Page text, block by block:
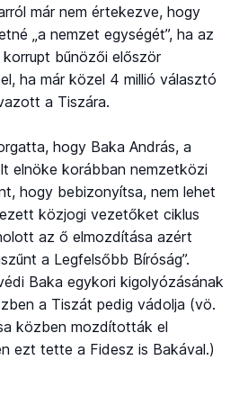
már nem értekezve, hogy
„a nemzet egységét”, ha az
bűnözői először
ha már közel 4 millió választó
a Tiszára.
hogy Baka András, a
elnöke korábban nemzetközi
hogy bebizonyítsa, nem lehet
közjogi vezetőket ciklus
az ő elmozdítása azért
a Legfelsőbb Bíróság”.
Baka egykori kigolyózásának
a Tiszát pedig vádolja (vö.
közben mozdították el
ezt tette a Fidesz is Bakával.)